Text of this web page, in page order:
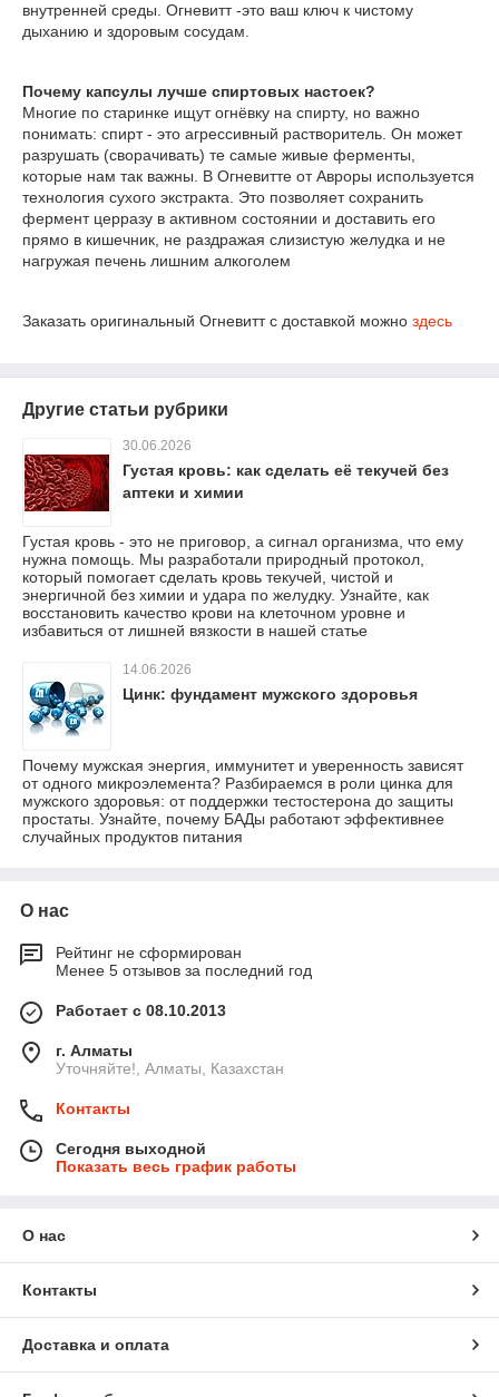
внутренней среды. Огневитт -это ваш ключ к чистому
дыханию и здоровым сосудам.
Почему капсулы лучше спиртовых настоек?
Многие по старинке ищут огнёвку на спирту, но важно
понимать: спирт - это агрессивный растворитель. Он может
разрушать (сворачивать) те самые живые ферменты,
которые нам так важны. В Огневитте от Авроры используется
технология сухого экстракта. Это позволяет сохранить
фермент церразу в активном состоянии и доставить его
прямо в кишечник, не раздражая слизистую желудка и не
нагружая печень лишним алкоголем
Заказать оригинальный Огневитт с доставкой можно здесь
Другие статьи рубрики
30.06.2026
Густая кровь: как сделать её текучей без
аптеки и химии
Густая кровь - это не приговор, а сигнал организма, что ему
нужна помощь. Мы разработали природный протокол,
который помогает сделать кровь текучей, чистой и
энергичной без химии и удара по желудку. Узнайте, как
восстановить качество крови на клеточном уровне и
избавиться от лишней вязкости в нашей статье
14.06.2026
Цинк: фундамент мужского здоровья
Почему мужская энергия, иммунитет и уверенность зависят
от одного микроэлемента? Разбираемся в роли цинка для
мужского здоровья: от поддержки тестостерона до защиты
простаты. Узнайте, почему БАДы работают эффективнее
случайных продуктов питания
О нас
Рейтинг не сформирован
Менее 5 отзывов за последний год
Работает с 08.10.2013
г. Алматы
Уточняйте!, Алматы, Казахстан
Контакты
Сегодня выходной
Показать весь график работы
О нас
Контакты
Доставка и оплата